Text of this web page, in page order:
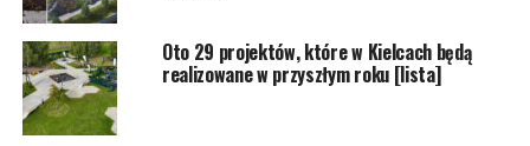
Oto 29 projektów, które w Kielcach będą
realizowane w przyszłym roku [lista]